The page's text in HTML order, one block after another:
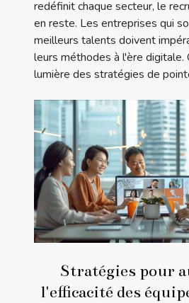
redéfinit chaque secteur, le
en reste. Les entreprises qui
meilleurs talents doivent
leurs méthodes à l'ère digitale.
lumière des stratégies de
Stratégies pour
l'efficacité des